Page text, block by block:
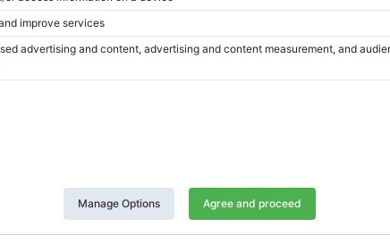
Yamaha CFX 275 cm — Konzertflügel mit kraftvollem Klang Pleyel P120 — französischer Charakter und warmer Klang